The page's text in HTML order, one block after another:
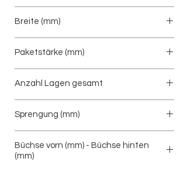
Breite (mm)
Paketstärke (mm)
Anzahl Lagen gesamt
Sprengung (mm)
Büchse vorn (mm) - Büchse hinten
(mm)